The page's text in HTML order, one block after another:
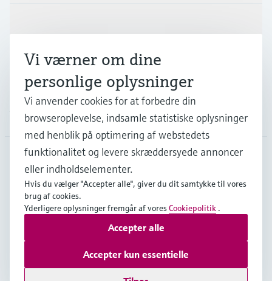
Virksomhed
DNK •Dansk
Copyright © Endress+Hauser Group Services AG
Interneterklæring og ansvarsfraskrivelse
Salgs- & leveringsbetingelser
Se Fødevarestyrelsens smiley-rapporter
Vi værner om dine
personlige oplysninger
Vi anvender cookies for at forbedre din
browseroplevelse, indsamle statistiske oplysninger
med henblik på optimering af webstedets
funktionalitet og levere skræddersyede annoncer
eller indholdselementer.
Hvis du vælger "Accepter alle", giver du dit samtykke til vores
brug af cookies.
Yderligere oplysninger fremgår af voresCookiepolitik .
Accepter kun essentielle
Accepter alle